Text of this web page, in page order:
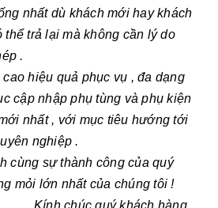
nhất dù khách mới hay khách
thể trả lại mà không cần lý do
.
hiệu quả phục vụ , đa dạng
cập nhập phụ tùng và phụ kiện
nhất , với mục tiêu hướng tới
nghiệp .
sự thành công của quý
mỏi lớn nhất của chúng tôi !
khách hàng